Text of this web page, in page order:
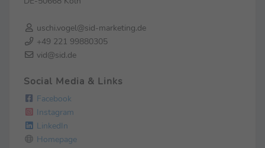
uschi.vogel@sid-marketing.de
+49 221 99880305
vid@sid.de
Social Media & Links
Facebook
Instagram
LinkedIn
Homepage